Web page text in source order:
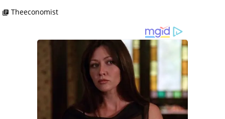
library_books Theeconomist